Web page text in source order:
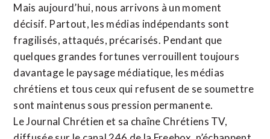
Mais aujourd’hui, nous arrivons à un moment
décisif. Partout, les médias indépendants sont
fragilisés, attaqués, précarisés. Pendant que
quelques grandes fortunes verrouillent toujours
davantage le paysage médiatique, les médias
chrétiens et tous ceux qui refusent de se soumettre
sont maintenus sous pression permanente.
Le Journal Chrétien et sa chaîne Chrétiens TV,